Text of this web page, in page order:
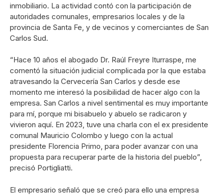
inmobiliario. La actividad contó con la participación de
autoridades comunales, empresarios locales y de la
provincia de Santa Fe, y de vecinos y comerciantes de San
Carlos Sud.
“Hace 10 años el abogado Dr. Raúl Freyre Iturraspe, me
comentó la situación judicial complicada por la que estaba
atravesando la Cervecería San Carlos y desde ese
momento me interesó la posibilidad de hacer algo con la
empresa. San Carlos a nivel sentimental es muy importante
para mí, porque mi bisabuelo y abuelo se radicaron y
vivieron aquí. En 2023, tuve una charla con el ex presidente
comunal Mauricio Colombo y luego con la actual
presidente Florencia Primo, para poder avanzar con una
propuesta para recuperar parte de la historia del pueblo”,
precisó Portigliatti.
El empresario señaló que se creó para ello una empresa